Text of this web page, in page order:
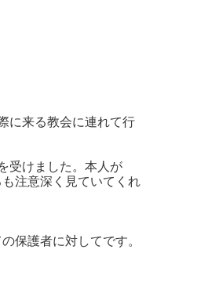
に来る教会に連れて行
受けました。本人が
注意深く見ていてくれ
保護者に対してです。